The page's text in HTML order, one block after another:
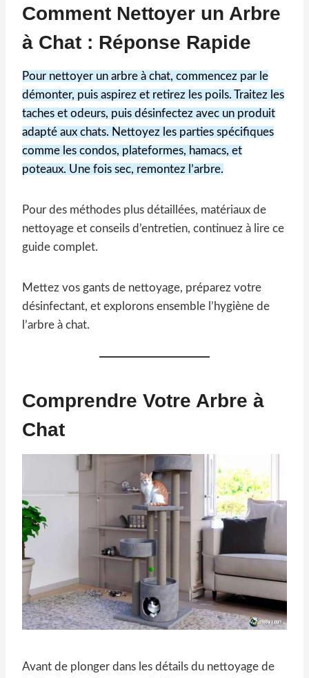
Comment Nettoyer un Arbre
à Chat : Réponse Rapide
Pour nettoyer un arbre à chat, commencez par le
démonter, puis aspirez et retirez les poils. Traitez les
taches et odeurs, puis désinfectez avec un produit
adapté aux chats. Nettoyez les parties spécifiques
comme les condos, plateformes, hamacs, et
poteaux. Une fois sec, remontez l’arbre.
Pour des méthodes plus détaillées, matériaux de
nettoyage et conseils d’entretien, continuez à lire ce
guide complet.
Mettez vos gants de nettoyage, préparez votre
désinfectant, et explorons ensemble l’hygiène de
l’arbre à chat.
Comprendre Votre Arbre à
Chat
Avant de plonger dans les détails du nettoyage de